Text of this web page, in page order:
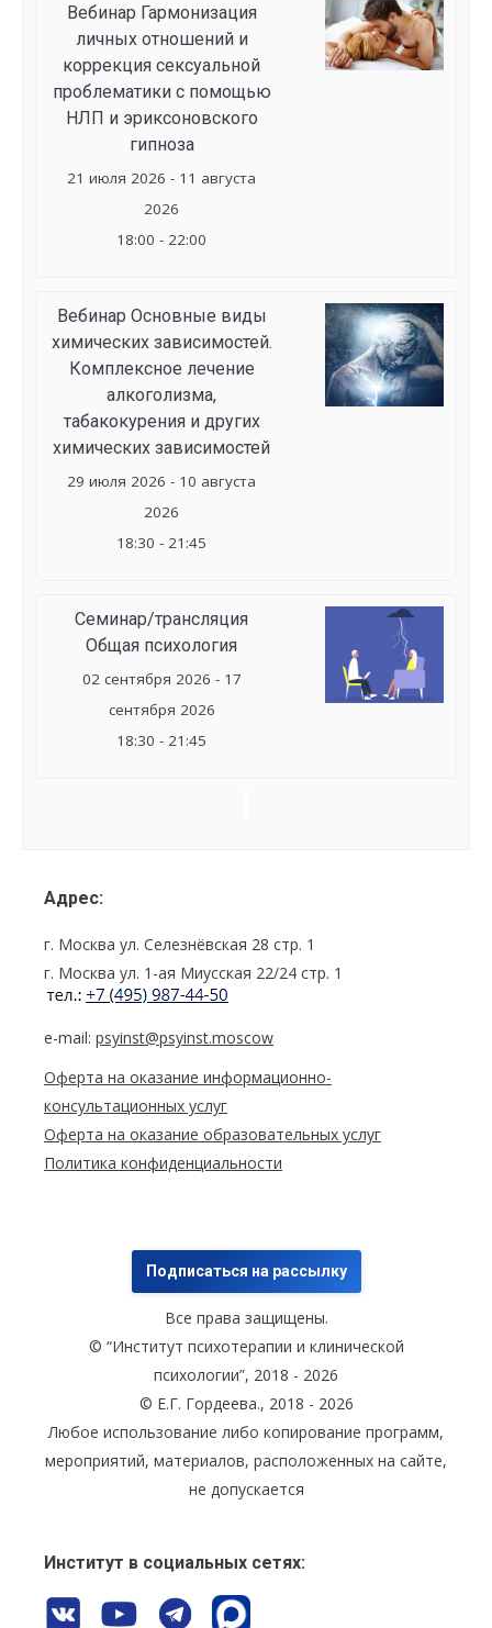
Вебинар Гармонизация
личных отношений и
коррекция сексуальной
проблематики с помощью
НЛП и эриксоновского
гипноза
21 июля 2026 - 11 августа
2026
18:00 - 22:00
Вебинар Основные виды
химических зависимостей.
Комплексное лечение
алкоголизма,
табакокурения и других
химических зависимостей
29 июля 2026 - 10 августа
2026
18:30 - 21:45
Семинар/трансляция
Общая психология
02 сентября 2026 - 17
сентября 2026
18:30 - 21:45
Адрес:
г. Москва ул. Селезнёвская 28 стр. 1
г. Москва ул. 1-ая Миусская 22/24 стр. 1
e-mail: psyinst@psyinst.moscow
Оферта на оказание информационно-
консультационных услуг
Оферта на оказание образовательных услуг
Политика конфиденциальности
Подписаться на рассылку
Все права защищены.
© “Институт психотерапии и клинической
психологии”, 2018 - 2026
© Е.Г. Гордеева., 2018 - 2026
Любое использование либо копирование программ,
мероприятий, материалов, расположенных на сайте,
не допускается
Институт в социальных сетях: